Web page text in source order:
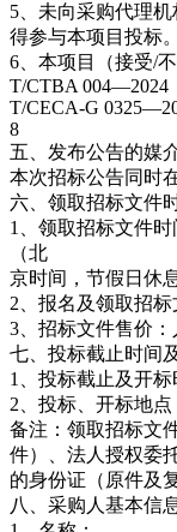
5、未向采购代理
得参与本项目投标。
6、本项目（接受/
T/CTBA 004—2024
T/CECA-G
8
五、发布公告的媒
本次招标公告同时
六、领取招标文件
1、领取招标文件
（北
京时间，节假日休
2、报名及领取招标
3、招标文件售价：
七、投标截止时间
1、投标截止及开标
2、投标、开标地点
备注：领取招标文
件）、法人授权委
的身份证（原件及
八、采购人基本信